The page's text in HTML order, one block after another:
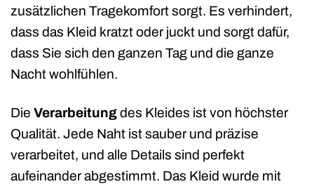
zusätzlichen Tragekomfort sorgt. Es verhindert,
dass das Kleid kratzt oder juckt und sorgt dafür,
dass Sie sich den ganzen Tag und die ganze
Nacht wohlfühlen.
Die Verarbeitungdes Kleides ist von höchster
Qualität. Jede Naht ist sauber und präzise
verarbeitet, und alle Details sind perfekt
aufeinander abgestimmt. Das Kleid wurde mit